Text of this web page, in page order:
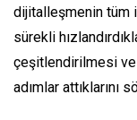
dijitalleşmenin tüm
sürekli
çeşitlendirilmesi ve
adımlar attıklarını